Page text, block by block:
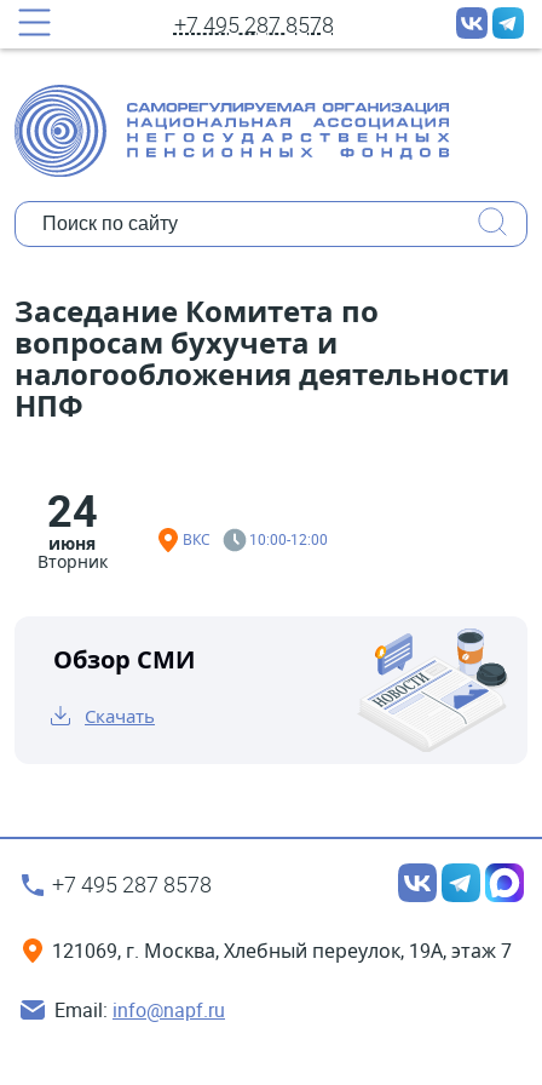
+7 495 287 8578
принудительных рассылок новостей
Полное имя:
Организация:
Уполномочены ли Вы представлять
мнение организации?
Коротко о себе:
Заседание Комитета по
вопросам бухучета и
налогообложения деятельности
НПФ
24
июня
Вторник
ВКС 10:00-12:00
Обзор СМИ
Скачать
+7 495 287 8578
121069, г. Москва, Хлебный переулок, 19А, этаж 7
Email: info@napf.ru